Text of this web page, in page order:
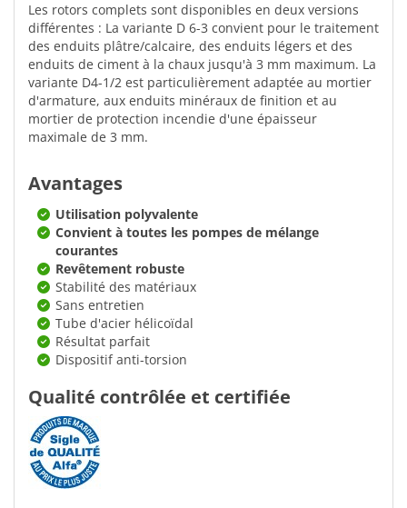
Les rotors complets sont disponibles en deux versions
différentes : La variante D 6-3 convient pour le traitement
des enduits plâtre/calcaire, des enduits légers et des
enduits de ciment à la chaux jusqu'à 3 mm maximum. La
variante D4-1/2 est particulièrement adaptée au mortier
d'armature, aux enduits minéraux de finition et au
mortier de protection incendie d'une épaisseur
maximale de 3 mm.
Avantages
Utilisation polyvalente
Convient à toutes les pompes de mélange
courantes
Revêtement robuste
Stabilité des matériaux
Sans entretien
Tube d'acier hélicoïdal
Résultat parfait
Dispositif anti-torsion
Qualité contrôlée et certifiée